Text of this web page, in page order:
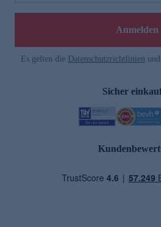
Anmelden
Es gelten die Datenschutzrichtlinien
Sicher